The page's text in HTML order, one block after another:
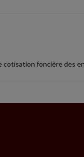
foncière des